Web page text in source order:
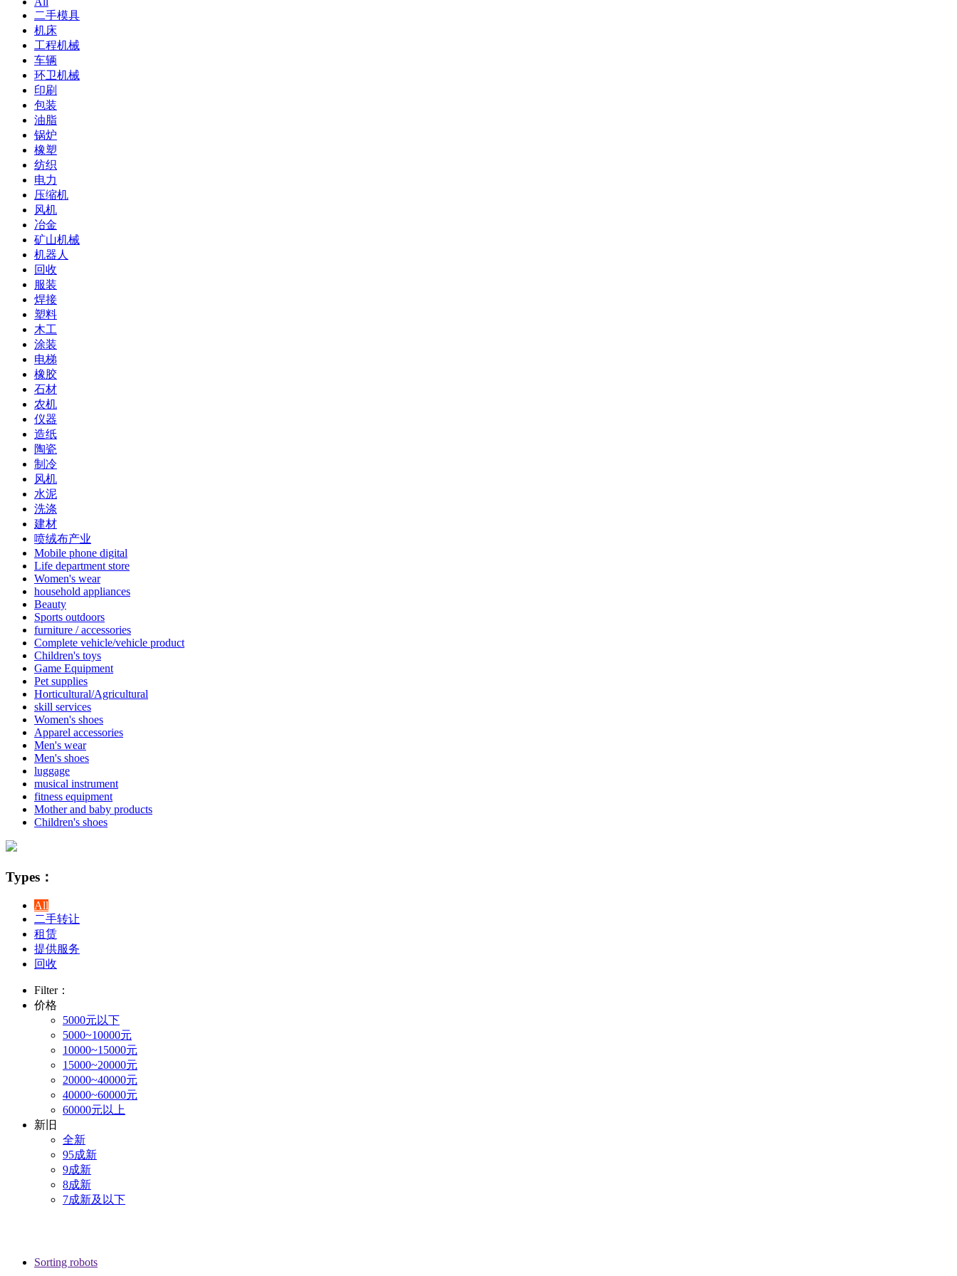
二手模具
机床
工程机械
车辆
环卫机械
印刷
包装
油脂
锅炉
橡塑
纺织
电力
压缩机
风机
冶金
矿山机械
机器人
回收
服装
焊接
塑料
木工
涂装
电梯
橡胶
石材
农机
仪器
造纸
陶瓷
制冷
风机
水泥
洗涤
建材
喷绒布产业
Mobile phone digital
Life department store
Women's wear
household appliances
Beauty
Sports outdoors
furniture / accessories
Complete vehicle/vehicle product
Children's toys
Game Equipment
Pet supplies
Horticultural/Agricultural
skill services
Women's shoes
Apparel accessories
Men's wear
Men's shoes
luggage
musical instrument
fitness equipment
Mother and baby products
Children's shoes
Types：
All
二手转让
租赁
提供服务
回收
Filter：
价格
5000元以下
5000~10000元
10000~15000元
15000~20000元
20000~40000元
40000~60000元
60000元以上
新旧
全新
95成新
9成新
8成新
7成新及以下
Sorting robots